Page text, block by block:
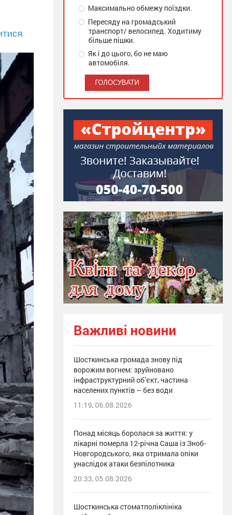
Максимально обмежу поїздки.
Пересяду на громадський
транспорт/ велосипед. Ходитиму
більше пішки.
Як і до цього, бо не маю
автомобіля.
Важливі новини
Шосткинська громада знову під
ворожим вогнем: зруйновано
інфраструктурний об’єкт, частина
населених пунктів – без води
11:19, 06.08.2026
Понад місяць боролася за життя: у
лікарні померла 12-річна Саша із Зноб-
Новгородського, яка отримала опіки
унаслідок атаки безпілотника
20:33, 05.08.2026
Шосткинська стоматполіклініка